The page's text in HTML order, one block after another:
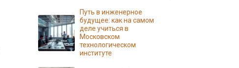
Путь в инженерное
будущее: как на самом
деле учиться в
Московском
технологическом
институте